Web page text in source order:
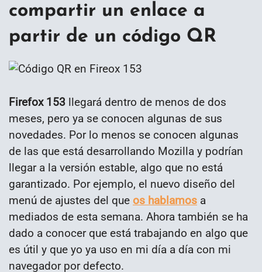
compartir un enlace a
partir de un código QR
Firefox 153 llegará dentro de menos de dos
meses, pero ya se conocen algunas de sus
novedades. Por lo menos se conocen algunas
de las que está desarrollando Mozilla y podrían
llegar a la versión estable, algo que no está
garantizado. Por ejemplo, el nuevo diseño del
menú de ajustes del que os hablamos a
mediados de esta semana. Ahora también se ha
dado a conocer que está trabajando en algo que
es útil y que yo ya uso en mi día a día con mi
navegador por defecto.